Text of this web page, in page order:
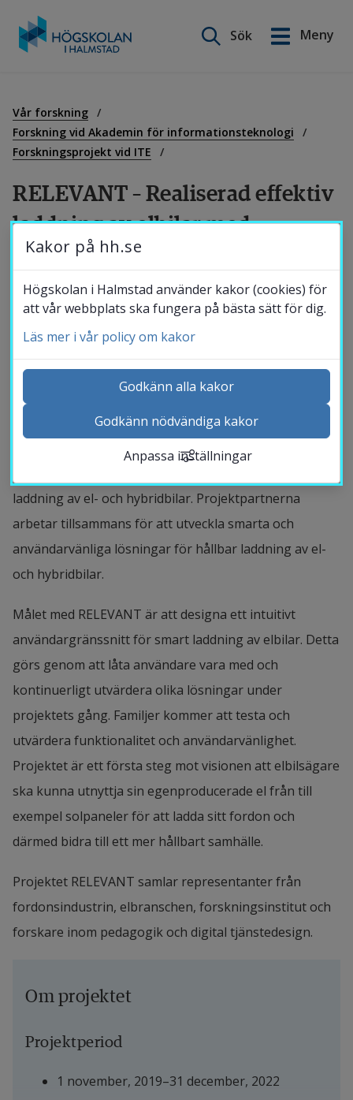
innehåll
Sök
Meny
Vår forskning
Forskning vid Akademin för informationsteknologi
Forskningsprojekt vid ITE
RELEVANT – Realiserad effektiv
laddning av elbilar med
användarcentrerad smart teknik
Projektet Realiserad effektiv laddning av
elbilar med användarcentrerad smart teknik
(RELEVANT) syftar till att kartlägga
användarnas preferenser och förväntningar
på smart laddning av el- och hybridbilar.
Projektet RELEVANT syftar till att kartlägga
laddning av el- och hybridbilar. Projektpartnerna
arbetar tillsammans för att utveckla smarta och
användarvänliga lösningar för hållbar laddning av el-
och hybridbilar.
Målet med RELEVANT är att designa ett intuitivt
användargränssnitt för smart laddning av elbilar. Detta
görs genom att låta användare vara med och
kontinuerligt utvärdera olika lösningar under
projektets gång. Familjer kommer att testa och
utvärdera funktionalitet och användarvänlighet.
Projektet är ett första steg mot visionen att elbilsägare
ska kunna utnyttja sin egenproducerade el från till
exempel solpaneler för att ladda sitt fordon och
därmed bidra till ett mer hållbart samhälle.
Projektet RELEVANT samlar representanter från
fordonsindustrin, elbranschen, forskningsinstitut och
forskare inom pedagogik och digital tjänstedesign.
Om projektet
Projektperiod
1 november, 2019–31 december, 2022
English
Utbildning
Forskning
Samverkan
Om Högskolan
Bibliotek
Kontakta och besök oss
Kalender
Sök personal
Studentwebb
Medarbetarwebb Insidan
Länk till
Kakor på hh.se
Högskolan i Halmstad använder kakor (cookies) för
att vår webbplats ska fungera på bästa sätt för dig.
Läs mer i vår policy om kakor
Godkänn alla kakor
Godkänn nödvändiga kakor
Anpassa inställningar